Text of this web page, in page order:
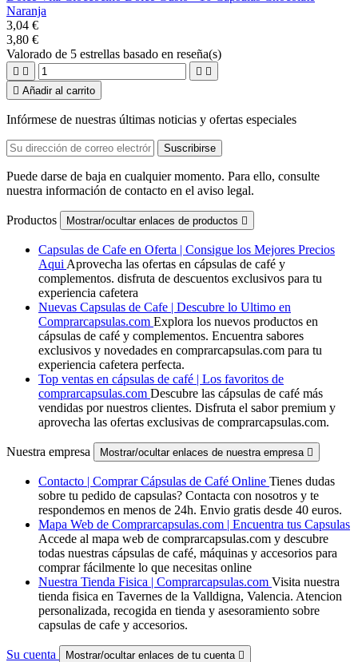
Naranja
3,04 €
3,80 €
Valorado de 5 estrellas basado en reseña(s)
   
 Añadir al carrito
Infórmese de nuestras últimas noticias y ofertas especiales
Puede darse de baja en cualquier momento. Para ello, consulte
nuestra información de contacto en el aviso legal.
Productos Mostrar/ocultar enlaces de productos 
Capsulas de Cafe en Oferta | Consigue los Mejores Precios
Aqui Aprovecha las ofertas en cápsulas de café y
complementos. disfruta de descuentos exclusivos para tu
experiencia cafetera
Nuevas Capsulas de Cafe | Descubre lo Ultimo en
Comprarcapsulas.com Explora los nuevos productos en
cápsulas de café y complementos. Encuentra sabores
exclusivos y novedades en comprarcapsulas.com para tu
experiencia cafetera perfecta.
Top ventas en cápsulas de café | Los favoritos de
comprarcapsulas.com Descubre las cápsulas de café más
vendidas por nuestros clientes. Disfruta el sabor premium y
aprovecha las ofertas exclusivas de comprarcapsulas.com.
Nuestra empresa Mostrar/ocultar enlaces de nuestra empresa 
Contacto | Comprar Cápsulas de Café Online Tienes dudas
sobre tu pedido de capsulas? Contacta con nosotros y te
respondemos en menos de 24h. Envio gratis desde 40 euros.
Mapa Web de Comprarcapsulas.com | Encuentra tus Capsulas
Accede al mapa web de comprarcapsulas.com y descubre
todas nuestras cápsulas de café, máquinas y accesorios para
comprar fácilmente lo que necesitas online
Nuestra Tienda Fisica | Comprarcapsulas.com Visita nuestra
tienda fisica en Tavernes de la Valldigna, Valencia. Atencion
personalizada, recogida en tienda y asesoramiento sobre
capsulas de cafe y accesorios.
Su cuenta Mostrar/ocultar enlaces de tu cuenta 